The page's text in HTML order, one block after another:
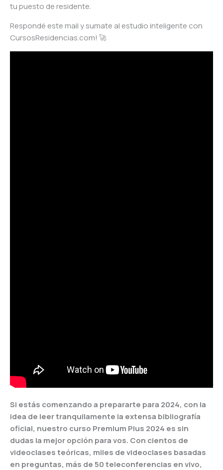
tu puesto de residente.
Respondé este mail y sumate al estudio inteligente con
CursosResidencias.com! 🚀
Si estás comenzando a prepararte para 2024, con la
idea de leer tranquilamente la extensa bibliografía
oficial, nuestro curso Premium Plus 2024 es sin
dudas la mejor opción para vos. Con cientos de
videoclases teóricas, miles de videoclases basadas
en preguntas, más de 50 teleconferencias en vivo,